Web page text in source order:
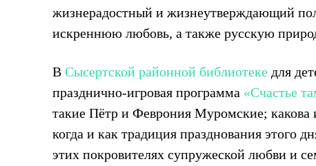
жизнерадостный и жизнеутверждающий
искреннюю любовь, а также русскую
В Сысертской районной библиотеке для
празднично-игровая программа «Счастье
такие Пётр и Феврония Муромские; какова
когда и как традиция празднования этого
этих покровителях супружеской любви и